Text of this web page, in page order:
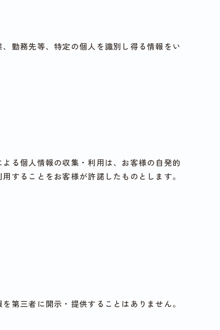
勤務先等、特定の個人を識別し得る情報をい
る個人情報の収集・利用は、お客様の自発的
することをお客様が許諾したものとします。
第三者に開示・提供することはありません。